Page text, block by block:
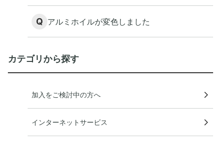
Q アルミホイルが変色しました
カテゴリから探す
加入をご検討中の方へ
インターネットサービス